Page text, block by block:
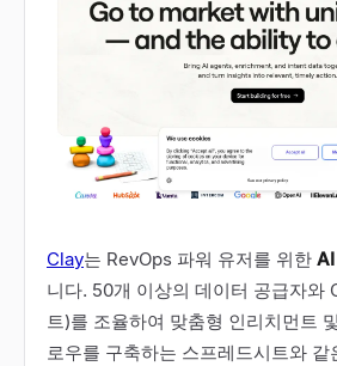
Clay는 RevOps 파워 유저를 위한
니다. 50개 이상의 데이터 공급자와
트)를 조율하여 맞춤형 인리치먼트
로우를 구축하는 스프레드시트와